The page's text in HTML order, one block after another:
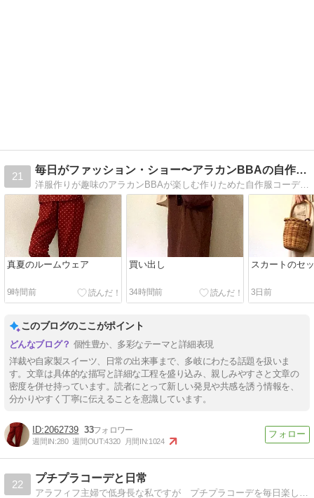
21
毎日がファッション・ショー〜アラカンBBAの自作服コーデ〜
洋服作りが趣味のアラカンBBAが楽しむ作りためた自作服コーデの数々。たまに、日々の徒然も。
真夏のルームウェア
9時間前
買い出し
34時間前
スカートのセ
3日前
このブログのここがポイント
個性豊か、多彩なテーマと詳細表現
洋裁や自家製スイーツ、日常の出来事まで、多岐にわたる話題を扱いま
す。文章は具体的な描写と詳細な工程を盛り込み、親しみやすさと文章の
密度を併せ持っています。読者にとって新しい発見や共感を誘う情報を、
分かりやすく丁寧に伝えることを意識しています。
2062739 33
週間IN:280 週間OUT:4320 月間IN:1024
22
プチプラコーデと日常
アラフィフ主婦で低身長な私ですが プチプラコーデを毎日楽しんでます。主にしまむらが好き。家族とワンコ達との何気ない毎日を大切にして過ごしています。